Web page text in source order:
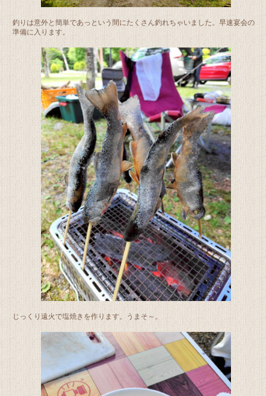
釣りは意外と簡単であっという間にたくさん釣れちゃいました。早速宴会の
準備に入ります。
じっくり遠火で塩焼きを作ります。うまそ～。